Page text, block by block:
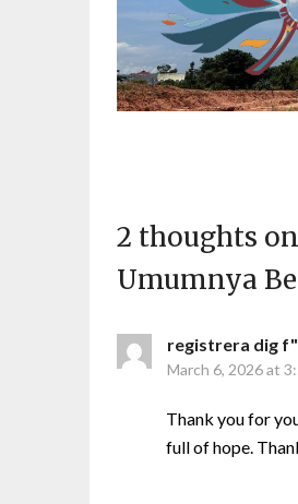
2 thoughts
Umumnya
registrera dig
March 6, 2026 at
Thank you for
full of hope.